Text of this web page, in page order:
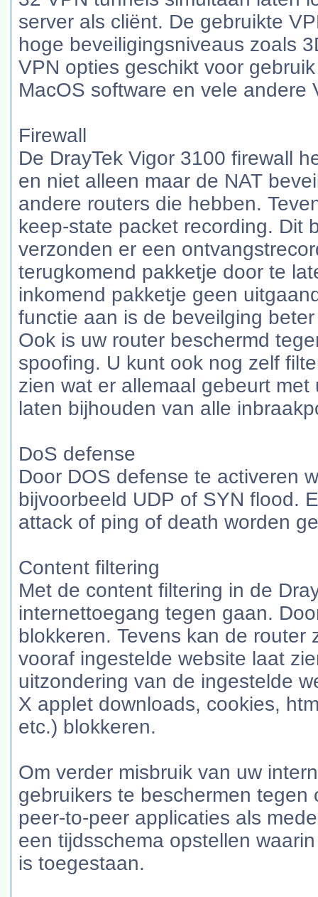
server als cliënt. De gebruikte
hoge beveiligingsniveaus zoals
VPN opties geschikt voor
MacOS software en vele andere
Firewall
De DrayTek Vigor 3100 firewall
en niet alleen maar de NAT
andere routers die hebben.
keep-state packet recording. Dit
verzonden er een
terugkomend pakketje door te
inkomend pakketje geen
functie aan is de beveilging
Ook is uw router beschermd
spoofing. U kunt ook nog zelf
zien wat er allemaal gebeurt
laten bijhouden van alle
DoS defense
Door DOS defense te activeren
bijvoorbeeld UDP of SYN flood.
attack of ping of death worden
Content filtering
Met de content filtering in de
internettoegang tegen gaan.
blokkeren. Tevens kan de
vooraf ingestelde website laat
uitzondering van de ingestelde
X applet downloads, cookies,
etc.) blokkeren.
Om verder misbruik van uw
gebruikers te beschermen
peer-to-peer applicaties als
een tijdsschema opstellen
is toegestaan.